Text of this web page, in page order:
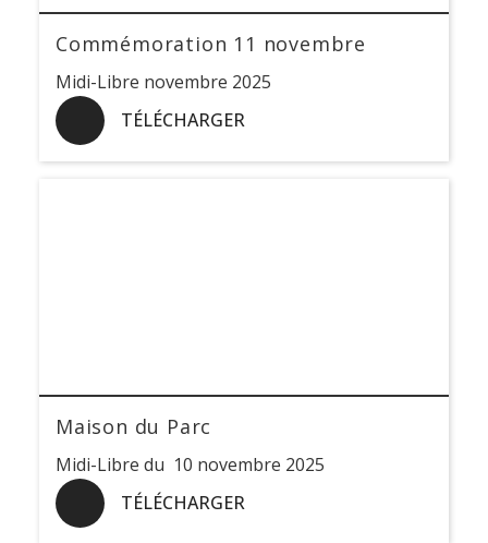
Commémoration 11 novembre
Midi-Libre novembre 2025
TÉLÉCHARGER
Maison du Parc
Midi-Libre du 10 novembre 2025
TÉLÉCHARGER